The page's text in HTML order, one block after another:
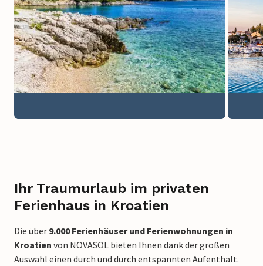
Ihr Traumurlaub im privaten
Ferienhaus in Kroatien
Die über 9.000 Ferienhäuser und Ferienwohnungen in
Kroatien von NOVASOL bieten Ihnen dank der großen
Auswahl einen durch und durch entspannten Aufenthalt.